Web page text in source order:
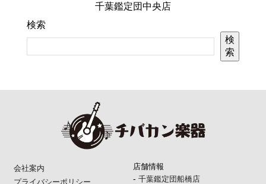
千葉鑑定団中央店
検索
検
索
会社案内
プライバシーポリシー
店舗情報
- 千葉鑑定団船橋店